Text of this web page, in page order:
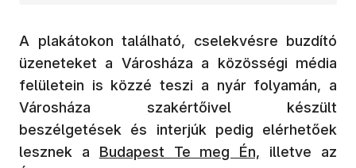
A plakátokon található, cselekvésre buzdító
üzeneteket a Városháza a közösségi média
felületein is közzé teszi a nyár folyamán, a
Városháza szakértőivel készült
beszélgetések és interjúk pedig elérhetőek
lesznek a Budapest Te meg Én, illetve az